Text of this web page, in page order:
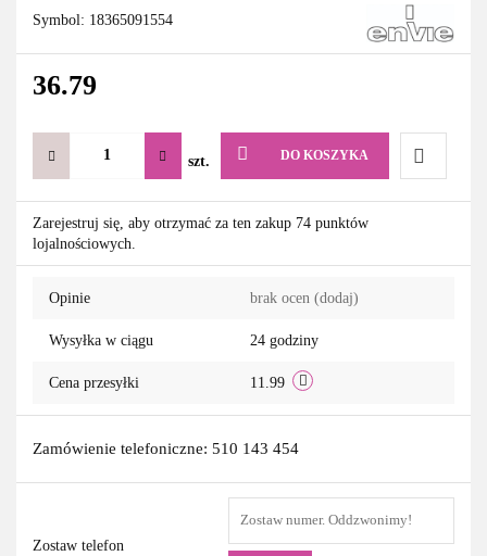
Symbol: 18365091554
36.79
szt. DO KOSZYKA
Do
Zarejestruj się, aby otrzymać za ten zakup 74 punktów
lojalnościowych.
Opinie brak ocen (dodaj)
Wysyłka w ciągu 24 godziny
Cena przesyłki 11.99
Zamówienie telefoniczne: 510 143 454
Zostaw telefon